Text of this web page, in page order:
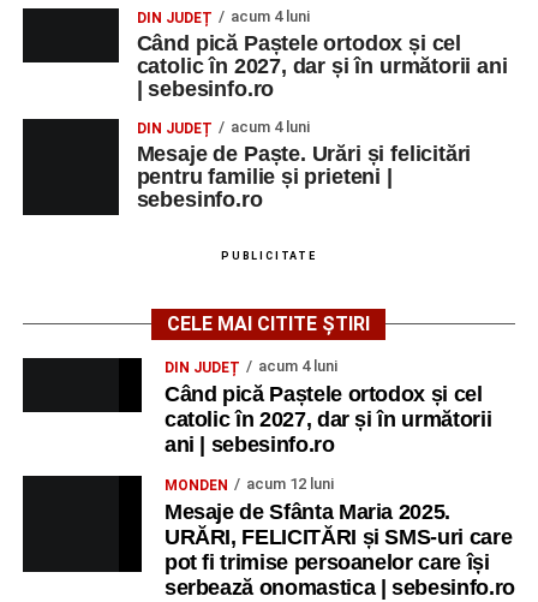
MARȚI, 25 AUGUST 2026
Grădina Muzeului Municipal „Ioan
Raica” Sebeș
„Armonia artelor”– salon literar și întâlnire
cu artele plastice, organizat alături de artiști locali.
– Proiecție cinematografică:
„Anotimpurile”de Antonio Vivaldi (rating N-15).
MIERCURI, 26 AUGUST 2026
Copiii în armonia orașului
Ora 10.00– Școala din Răhău: activități recreative pentru
– Curtea Școlii „M. Kogălniceanu”: activități
recreative pentru copii.
DIN JUDEȚ acum 4 luni
Când pică Paștele ortodox și cel
catolic în 2027, dar și în următorii ani
| sebesinfo.ro
DIN JUDEȚ acum 4 luni
Mesaje de Paște. Urări și felicitări
pentru familie și prieteni |
sebesinfo.ro
PUBLICITATE
CELE MAI CITITE ȘTIRI
DIN JUDEȚ acum 4 luni
Când pică Paștele ortodox și cel
catolic în 2027, dar și în următorii
ani | sebesinfo.ro
MONDEN acum 12 luni
Mesaje de Sfânta Maria 2025.
URĂRI, FELICITĂRI și SMS-uri care
pot fi trimise persoanelor care își
serbează onomastica | sebesinfo.ro